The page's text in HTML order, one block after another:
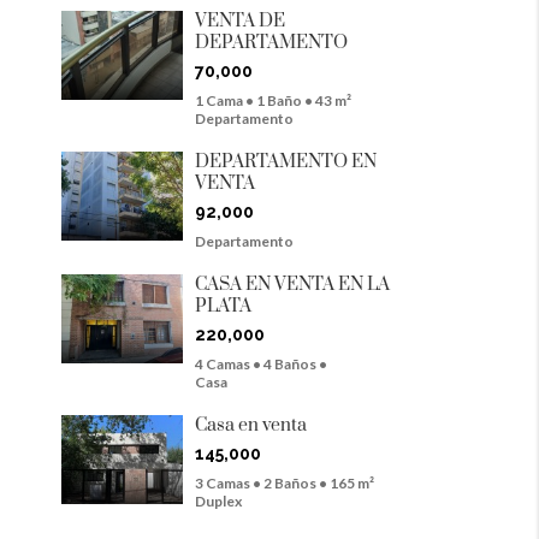
VENTA DE
DEPARTAMENTO
70,000
1 Cama • 1 Baño • 43 m²
Departamento
DEPARTAMENTO EN
VENTA
92,000
Departamento
CASA EN VENTA EN LA
PLATA
220,000
4 Camas • 4 Baños •
Casa
Casa en venta
145,000
3 Camas • 2 Baños • 165 m²
Duplex